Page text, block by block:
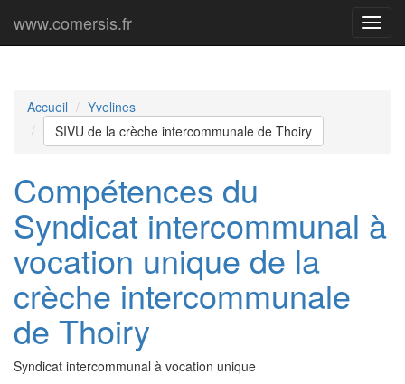
Menu
www.comersis.fr
Accueil
Yvelines
SIVU de la crèche intercommunale de Thoiry
Compétences du
Syndicat intercommunal à
vocation unique de la
crèche intercommunale
de Thoiry
Syndicat intercommunal à vocation unique